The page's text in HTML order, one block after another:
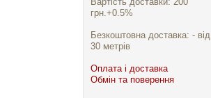
грн.+0.5%
Безкоштовна доставка: - від
30 метрів
Оплата і доставка
Обмін та поверення